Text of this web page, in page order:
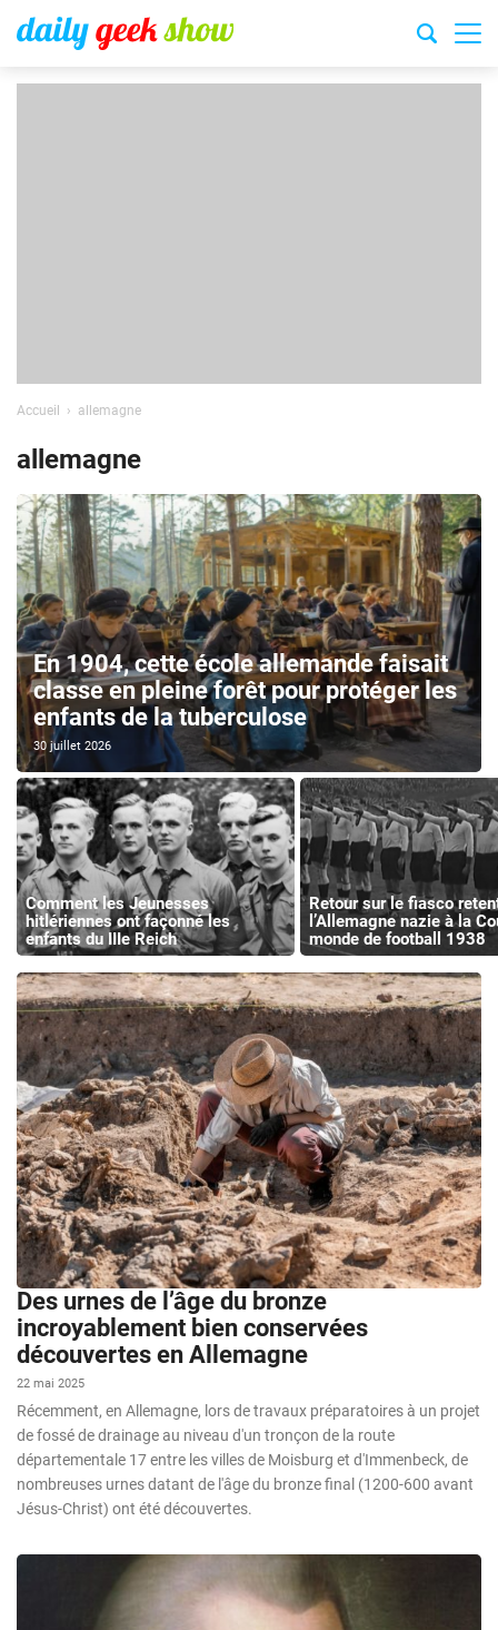
Accueil allemagne
allemagne
En 1904, cette école allemande faisait
classe en pleine forêt pour protéger les
enfants de la tuberculose
30 juillet 2026
Comment les Jeunesses
hitlériennes ont façonné les
enfants du IIIe Reich
Retour sur le fiasco
l’Allemagne nazie à la
monde de football 1938
Des urnes de l’âge du bronze
incroyablement bien conservées
découvertes en Allemagne
22 mai 2025
Récemment, en Allemagne, lors de travaux préparatoires à un projet
de fossé de drainage au niveau d'un tronçon de la route
départementale 17 entre les villes de Moisburg et d'Immenbeck, de
nombreuses urnes datant de l'âge du bronze final (1200-600 avant
Jésus-Christ) ont été découvertes.